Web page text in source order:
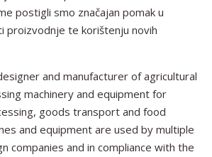
postigli smo značajan pomak u
proizvodnje te korištenju novih
and manufacturer of agricultural
machinery and equipment for
goods transport and food
and equipment are used by multiple
companies and in compliance with the